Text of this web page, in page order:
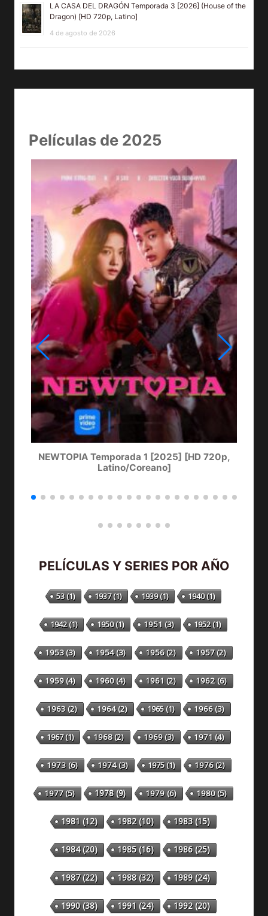
LA CASA DEL DRAGÓN Temporada 3 [2026] (House of the
Dragon) [HD 720p, Latino]
4 de agosto de 2026
Películas de 2025
NEWTOPIA Temporada 1 [2025] [HD 720p,
Latino/Coreano]
PELÍCULAS Y SERIES POR AÑO
53(1) 1937(1) 1939(1) 1940(1)
1942(1) 1950(1) 1951 (3) 1952(1)
1953(3) 1954(3) 1956(2) 1957(2)
1959(4) 1960(4) 1961 (2) 1962(6)
1963(2) 1964(2) 1965(1) 1966(3)
1967(1) 1968(2) 1969(3) 1971 (4)
1973(6) 1974(3) 1975(1) 1976(2)
1977(5) 1978(9) 1979(6) 1980(5)
1981 (12) 1982(10) 1983(15)
1984(20) 1985(16) 1986(25)
1987(22) 1988(32) 1989(24)
1990(38) 1991 (24) 1992(20)